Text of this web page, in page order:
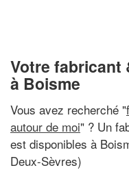
Votre fabricant
à Boisme
Vous avez recherché "
autour de moi" ? Un
est disponibles à
Deux-Sèvres)